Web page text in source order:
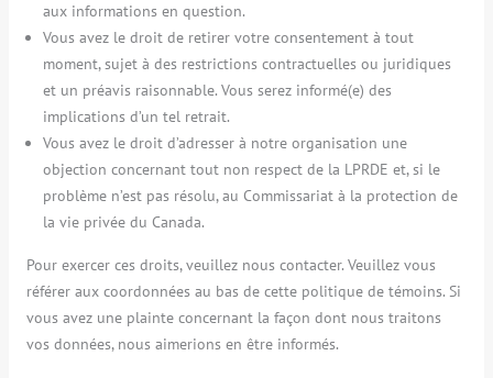
aux informations en question.
Vous avez le droit de retirer votre consentement à tout
moment, sujet à des restrictions contractuelles ou juridiques
et un préavis raisonnable. Vous serez informé(e) des
implications d’un tel retrait.
Vous avez le droit d’adresser à notre organisation une
objection concernant tout non respect de la LPRDE et, si le
problème n’est pas résolu, au Commissariat à la protection de
la vie privée du Canada.
Pour exercer ces droits, veuillez nous contacter. Veuillez vous
référer aux coordonnées au bas de cette politique de témoins. Si
vous avez une plainte concernant la façon dont nous traitons
vos données, nous aimerions en être informés.